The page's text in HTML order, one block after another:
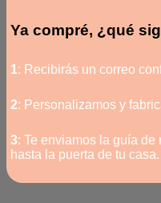
Ya compré, ¿qué
1: Recibirás un correo
2: Personalizamos y
3: Te enviamos la guía
hasta la puerta de tu casa.